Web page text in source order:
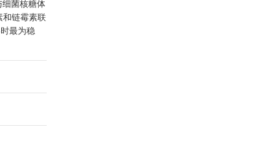
菌核糖体
和链霉素联
最为稳